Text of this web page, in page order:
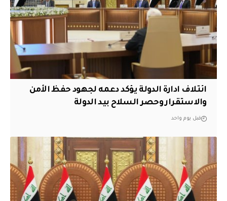
ائتلاف ادارة الدولة يؤكد دعمه لجهود حفظ الأمن
والاستقرار وحصر السلاح بيد الدولة
قبل يوم واحد